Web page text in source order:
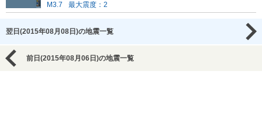
M3.7
最大震度：2
翌日(2015年08月08日)の地震一覧
前日(2015年08月06日)の地震一覧